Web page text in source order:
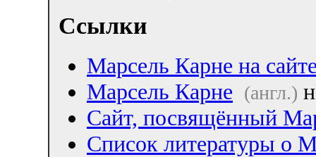
Ссылки
Марсель Карне на
Марсель Карне (англ.)
Сайт, посвящённый
Список литературы о